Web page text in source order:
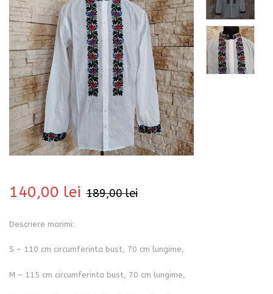
189,00lei
140,00 lei
Descriere marimi:
S – 110 cm circumferinta bust, 70 cm lungime,
M – 115 cm circumferinta bust, 70 cm lungime,